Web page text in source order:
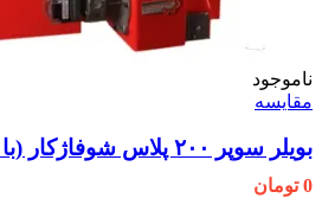
ناموجود
مقایسه
بویلر سوپر ۲۰۰ پلاس شوفاژکار (با پنل دیجیتال)-6 پره
0 تومان